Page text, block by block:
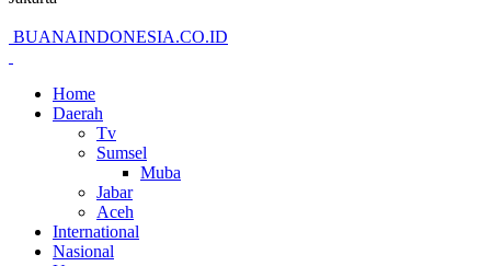
BUANAINDONESIA.CO.ID
Home
Daerah
Tv
Sumsel
Muba
Jabar
Aceh
International
Nasional